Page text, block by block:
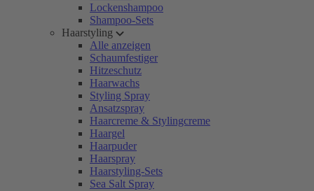
Lockenshampoo
Shampoo-Sets
Haarstyling
Alle anzeigen
Schaumfestiger
Hitzeschutz
Haarwachs
Styling Spray
Ansatzspray
Haarcreme & Stylingcreme
Haargel
Haarpuder
Haarspray
Haarstyling-Sets
Sea Salt Spray